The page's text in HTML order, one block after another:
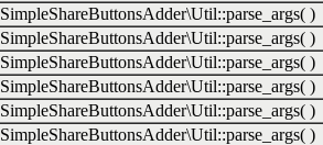
SimpleShareButtonsAdder\Util::parse_args( )
SimpleShareButtonsAdder\Util::parse_args( )
SimpleShareButtonsAdder\Util::parse_args( )
SimpleShareButtonsAdder\Util::parse_args( )
SimpleShareButtonsAdder\Util::parse_args( )
SimpleShareButtonsAdder\Util::parse_args( )